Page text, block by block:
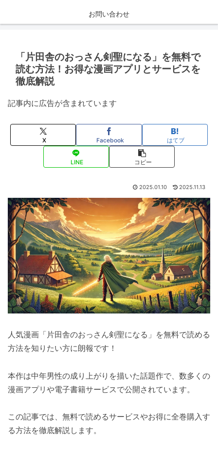
お問い合わせ
「片田舎のおっさん剣聖になる」を無料で
読む方法！お得な漫画アプリとサービスを
徹底解説
記事内に広告が含まれています
X Facebook はてブ
LINE コピー
2025.01.10 2025.11.13
人気漫画「片田舎のおっさん剣聖になる」を無料で読める
方法を知りたい方に朗報です！
本作は中年男性の成り上がりを描いた話題作で、数多くの
漫画アプリや電子書籍サービスで公開されています。
この記事では、無料で読めるサービスやお得に全巻購入す
る方法を徹底解説します。